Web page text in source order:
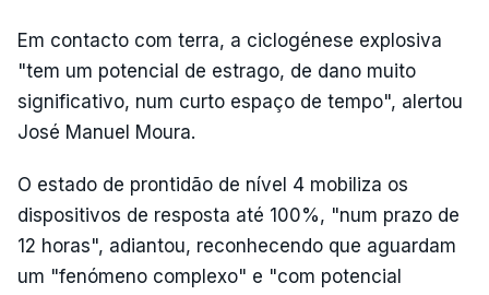
Em contacto com terra, a ciclogénese explosiva
"tem um potencial de estrago, de dano muito
significativo, num curto espaço de tempo", alertou
José Manuel Moura.
O estado de prontidão de nível 4 mobiliza os
dispositivos de resposta até 100%, "num prazo de
12 horas", adiantou, reconhecendo que aguardam
um "fenómeno complexo" e "com potencial